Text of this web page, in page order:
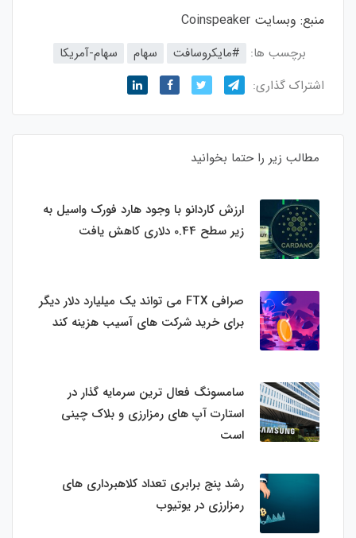
منبع: وبسایت Coinspeaker
برچسب ها: #مایکروسافت سهام
سهام-آمریکا
اشتراک گذاری:
مطالب زیر را حتما بخوانید
ارزش کاردانو با وجود هارد فورک واسیل به
زیر سطح 0.44 دلاری کاهش یافت
صرافی FTX می تواند یک میلیارد دلار دیگر
برای خرید شرکت های آسیب هزینه کند
سامسونگ فعال‌ ترین سرمایه‌ گذار در
استارت‌ آپ‌ های رمزارزی و بلاک چینی
است
رشد پنج برابری تعداد کلاهبرداری های
رمزارزی در یوتیوب